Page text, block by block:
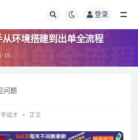
登录
从环境搭建到出单全流程
15
问题
学成才 正文